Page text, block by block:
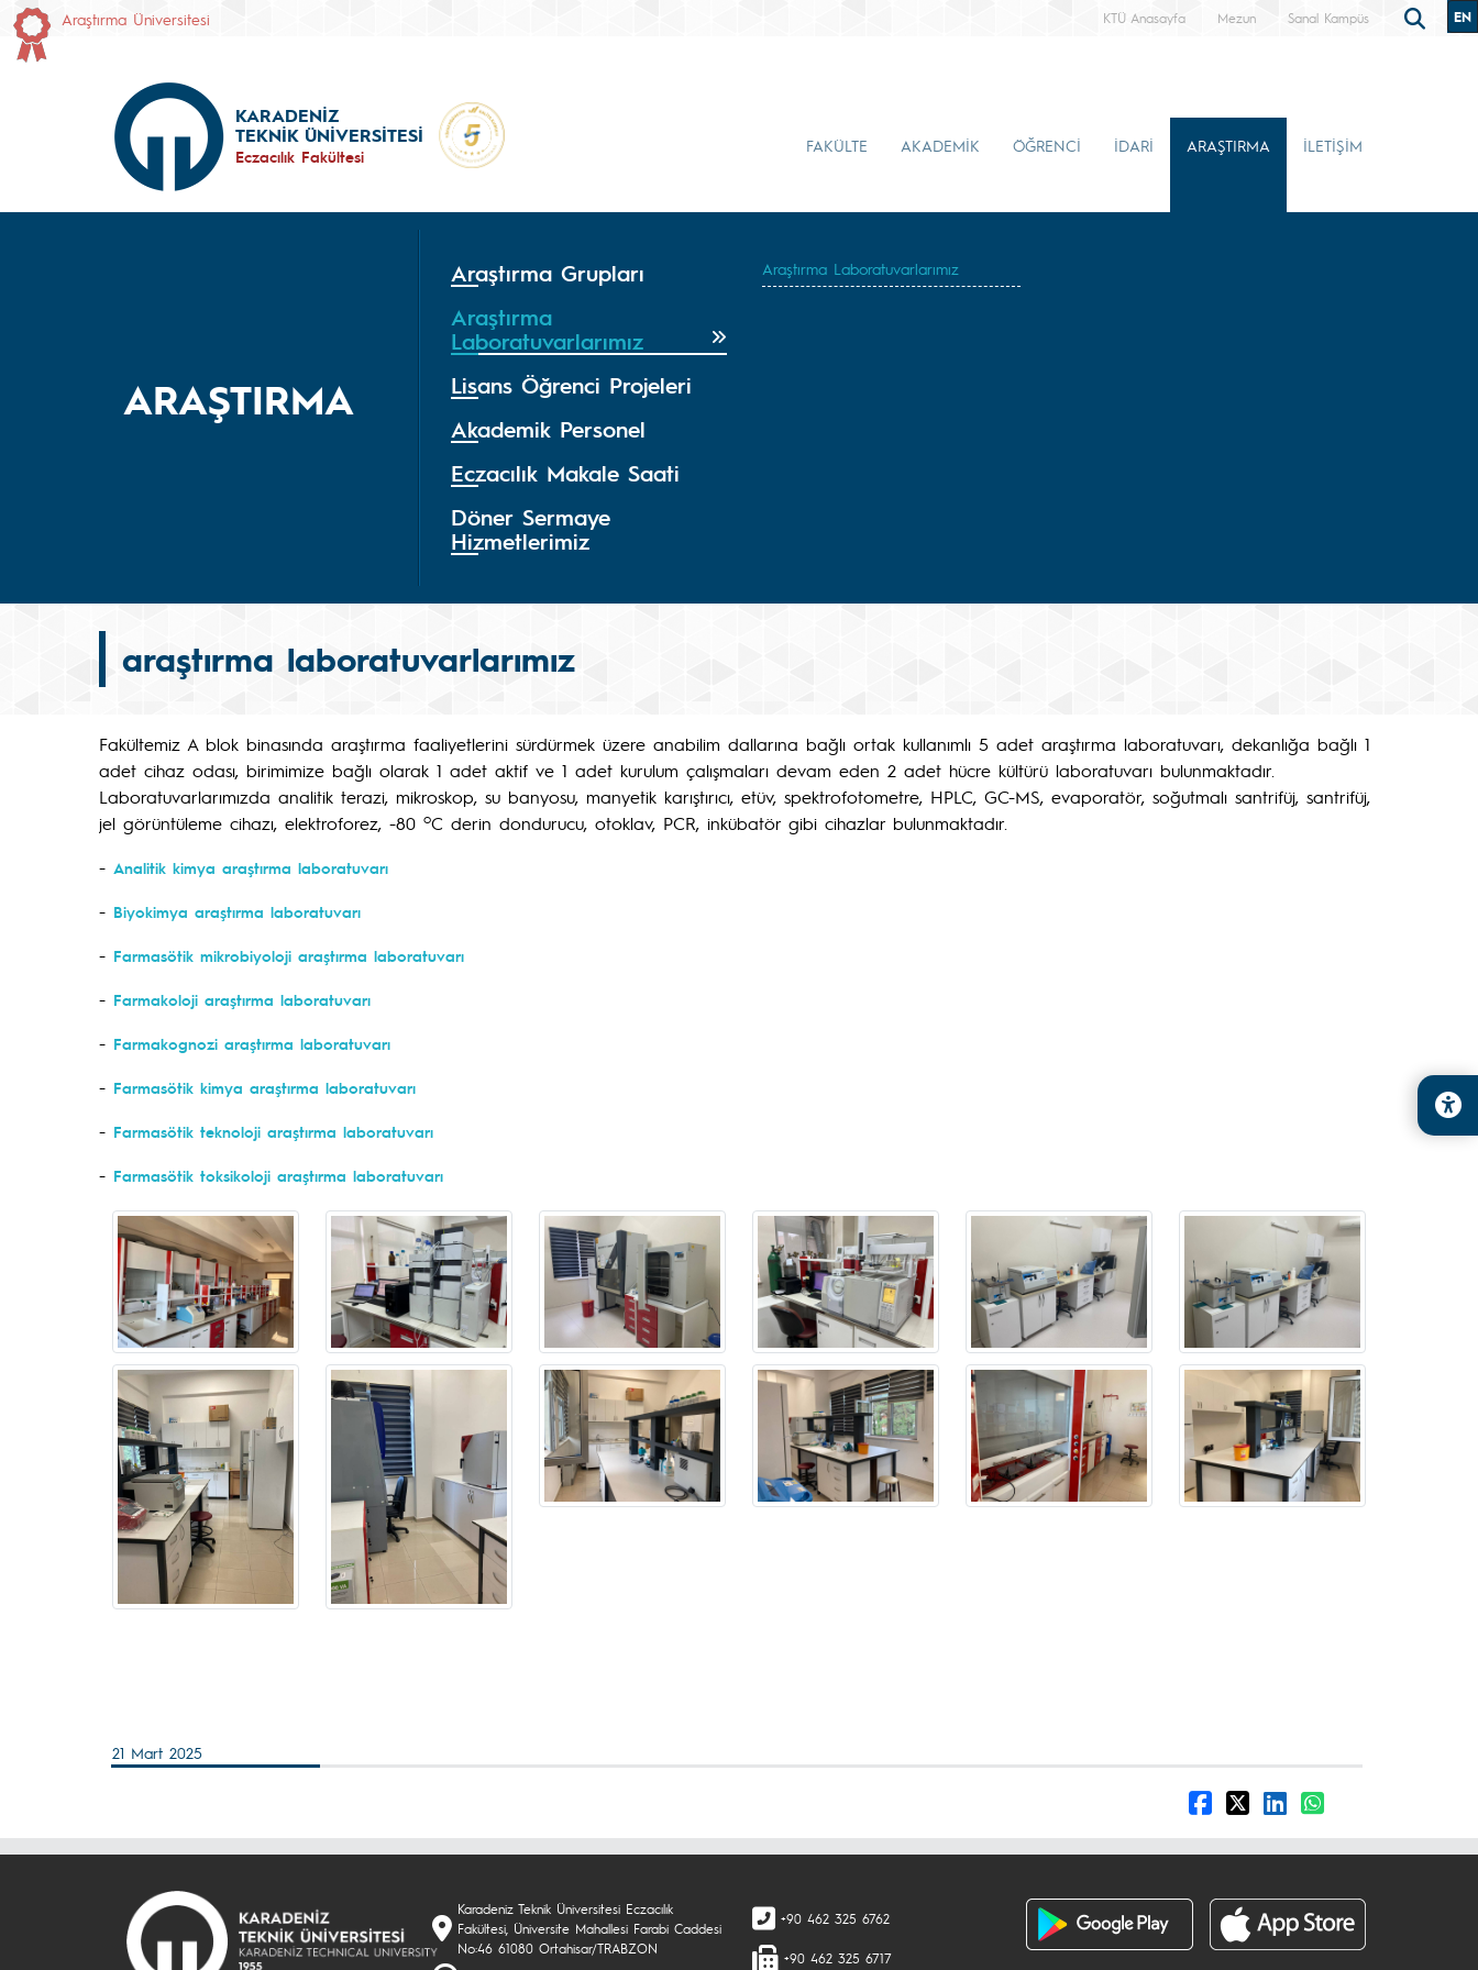
Araştırma Üniversitesi KTÜ Anasayfa Mezun Sanal Kampüs EN
KARADENİZ
TEKNİK ÜNİVERSİTESİ
Eczacılık Fakültesi
FAKÜLTE AKADEMİK ÖĞRENCİ İDARİ ARAŞTIRMA İLETİŞİM
ARAŞTIRMA
Araştırma Grupları
Araştırma
Laboratuvarlarımız
Lisans Öğrenci Projeleri
Akademik Personel
Eczacılık Makale Saati
Döner Sermaye
Hizmetlerimiz
Araştırma Laboratuvarlarımız
araştırma laboratuvarlarımız
Fakültemiz A blok binasında araştırma faaliyetlerini sürdürmek üzere anabilim dallarına bağlı ortak kullanımlı 5 adet araştırma laboratuvarı, dekanlığa bağlı 1
adet cihaz odası, birimimize bağlı olarak 1 adet aktif ve 1 adet kurulum çalışmaları devam eden 2 adet hücre kültürü laboratuvarı bulunmaktadır.
Laboratuvarlarımızda analitik terazi, mikroskop, su banyosu, manyetik karıştırıcı, etüv, spektrofotometre, HPLC, GC-MS, evaporatör, soğutmalı santrifüj, santrifüj,
jel görüntüleme cihazı, elektroforez, -80 oC derin dondurucu, otoklav, PCR, inkübatör gibi cihazlar bulunmaktadır.
- Analitik kimya araştırma laboratuvarı
- Biyokimya araştırma laboratuvarı
- Farmasötik mikrobiyoloji araştırma laboratuvarı
- Farmakoloji araştırma laboratuvarı
- Farmakognozi araştırma laboratuvarı
- Farmasötik kimya araştırma laboratuvarı
- Farmasötik teknoloji araştırma laboratuvarı
- Farmasötik toksikoloji araştırma laboratuvarı
21 Mart 2025
Karadeniz Teknik Üniversitesi Eczacılık
Fakültesi, Üniversite Mahallesi Farabi Caddesi
No:46 61080 Ortahisar/TRABZON
+90 462 325 6762
+90 462 325 6717